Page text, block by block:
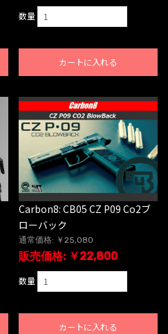
数量
カートに入れる
Carbon8: CB05 CZ P09 Co2ブ
ローバック
通常価格: ￥25,080
販売価格: ￥22,800
数量
カートに入れる